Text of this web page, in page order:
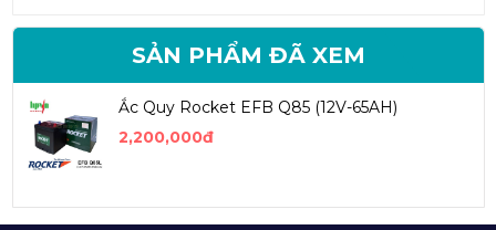
SẢN PHẨM ĐÃ XEM
Ắc Quy Rocket EFB Q85 (12V-65AH)
2,200,000đ